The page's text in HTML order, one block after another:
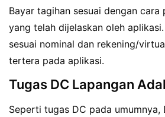
Bayar tagihan sesuai dengan cara
yang telah dijelaskan oleh
sesuai nominal dan rekening/
tertera pada aplikasi.
Tugas DC Lapangan
Seperti tugas DC pada umumnya,